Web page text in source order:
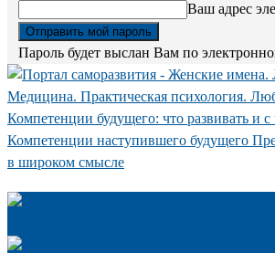
Ваш адрес
Пароль будет выслан Вам по
Компетенции будущего: что развивать и
Компетенции наступившего будущего
в широком смысле